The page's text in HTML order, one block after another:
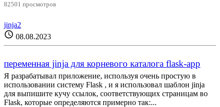
82501 просмотров
jinja2
schedule 08.08.2023
переменная jinja для корневого каталога flask-app
Я разрабатывал приложение, используя очень простую в
использовании систему Flask , и я использовал шаблон jinja
для выпишите кучу ссылок, соответствующих страницам во
Flask, которые определяются примерно так:...